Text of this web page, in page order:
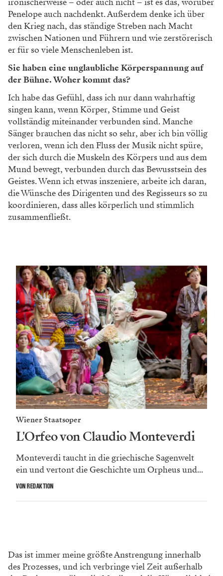
Penelope auch nachdenkt. Außerdem denke ich über
den Krieg nach, das ständige Streben nach Macht
zwischen Nationen und Führern und wie zerstörerisch
er für so viele Menschenleben ist.
Sie haben eine unglaubliche Körperspannung auf
der Bühne. Woher kommt das?
Ich habe das Gefühl, dass ich nur dann wahrhaftig
singen kann, wenn Körper, Stimme und Geist
vollständig miteinander verbunden sind. Manche
Sänger brauchen das nicht so sehr, aber ich bin völlig
verloren, wenn ich den Fluss der Musik nicht spüre,
der sich durch die Muskeln des Körpers und aus dem
Mund bewegt, verbunden durch das Bewusstsein des
Geistes. Wenn ich etwas inszeniere, arbeite ich daran,
die Wünsche des Dirigenten und des Regisseurs so zu
koordinieren, dass alles körperlich und stimmlich
zusammenfließt.
Wiener Staatsoper
L'Orfeo von Claudio Monteverdi
Monteverdi taucht in die griechische Sagenwelt
ein und vertont die Geschichte um Orpheus und...
VON REDAKTION
Das ist immer meine größte Anstrengung innerhalb
des Prozesses, und ich verbringe viel Zeit außerhalb